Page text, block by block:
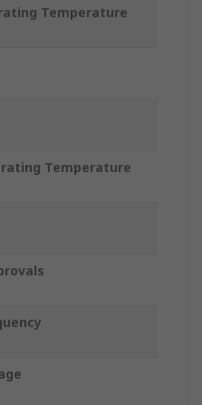
Temperature
Temperature